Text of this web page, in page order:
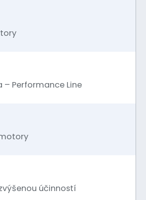
– Performance Line
účinností